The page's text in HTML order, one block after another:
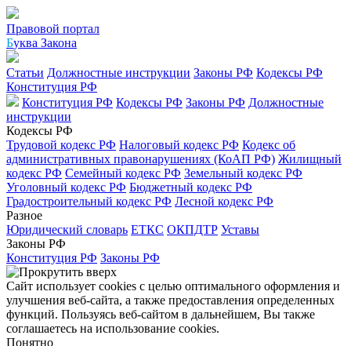
Правовой портал
Буква Закона
Статьи Должностные инструкции Законы РФ Кодексы РФ
Конституция РФ
Конституция РФ Кодексы РФ Законы РФ Должностные
инструкции
Кодексы РФ
Трудовой кодекс РФ Налоговый кодекс РФ Кодекс об
административных правонарушениях (КоАП РФ) Жилищный
кодекс РФ Семейный кодекс РФ Земельный кодекс РФ
Уголовный кодекс РФ Бюджетный кодекс РФ
Градостроительный кодекс РФ Лесной кодекс РФ
Разное
Юридический словарь ЕТКС ОКПДТР Уставы
Законы РФ
Конституция РФ Законы РФ
Сайт использует cookies с целью оптимального оформления и
улучшения веб-сайта, а также предоставления определенных
функций. Пользуясь веб-сайтом в дальнейшем, Вы также
соглашаетесь на использование cookies.
Понятно